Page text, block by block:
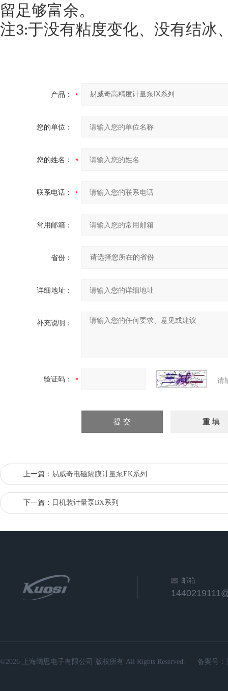
留足够富余。
注3:于没有粘度变化、没有结冰
产品：
您的单位：
您的姓名：
联系电话：
常用邮箱：
省份：
详细地址：
补充说明：
验证码： 请
上一篇： 易威奇电磁隔膜计量泵EK系列
下一篇： 日机装计量泵BX系列
邮箱
©2026 上海阔思电子有限公司 版权所有 All Rights Reserved. 备案号：